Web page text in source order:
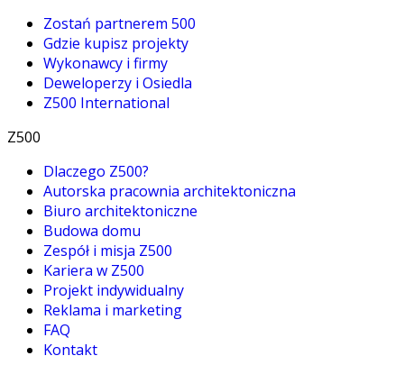
Zostań partnerem 500
Gdzie kupisz projekty
Wykonawcy i firmy
Deweloperzy i Osiedla
Z500 International
Z500
Dlaczego Z500?
Autorska pracownia architektoniczna
Biuro architektoniczne
Budowa domu
Zespół i misja Z500
Kariera w Z500
Projekt indywidualny
Reklama i marketing
FAQ
Kontakt